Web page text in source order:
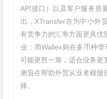
API接口）以及客户服务质
出，XTransfer在为中小外
有竞争力的汇率方面更具优
业；而Wallex则在多币种
可能更胜一筹，适合业务更
测旨在帮助外贸从业者根据
择。